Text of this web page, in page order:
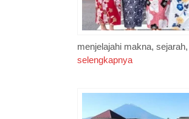
menjelajahi makna,
selengkapnya